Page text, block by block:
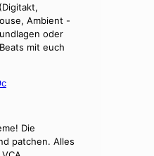
Ambient -
oder
mit euch
Die
patchen. Alles